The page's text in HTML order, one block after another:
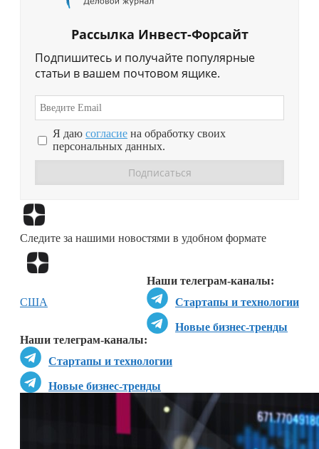
Рассылка Инвест-Форсайт
Подпишитесь и получайте популярные
статьи в вашем почтовом ящике.
Я даю согласие на обработку своих
персональных данных.
Следите за нашими новостями в удобном формате
Наши телеграм-каналы:
Стартапы и технологии
Новые бизнес-тренды
Наши телеграм-каналы:
Стартапы и технологии
Новые бизнес-тренды
США